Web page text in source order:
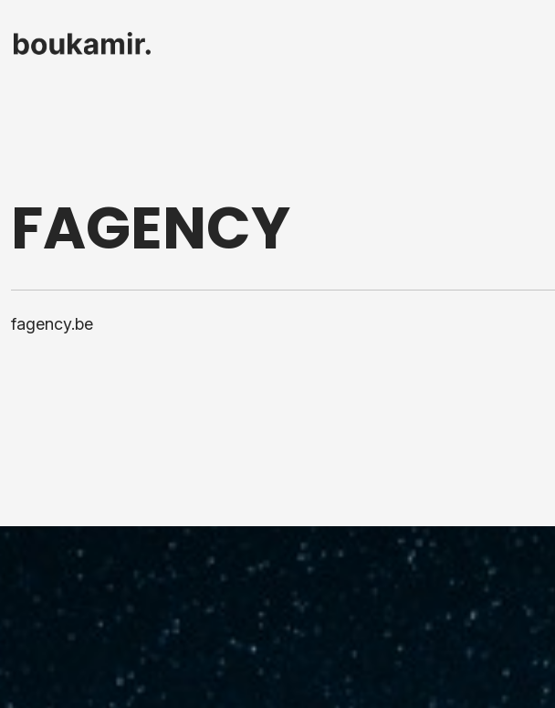
FAGENCY
fagency.be